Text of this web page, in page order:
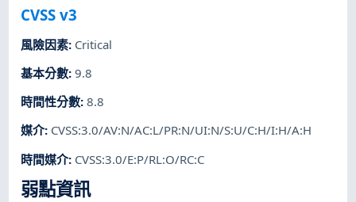
CVSS v3
風險因素: Critical
基本分數:9.8
時間性分數:8.8
媒介: CVSS:3.0/AV:N/AC:L/PR:N/UI:N/S:U/C:H/I:H/A:H
時間媒介: CVSS:3.0/E:P/RL:O/RC:C
弱點資訊